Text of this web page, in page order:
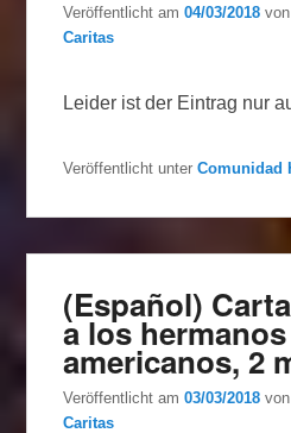
Veröffentlicht am04/03/2018 von
Caritas
Leider ist der Eintrag nur
Veröffentlicht unter Comunidad
(Español)
a los hermanos
americanos, 2
Veröffentlicht am03/03/2018 von
Caritas